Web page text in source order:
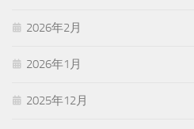
2026年2月
2026年1月
2025年12月